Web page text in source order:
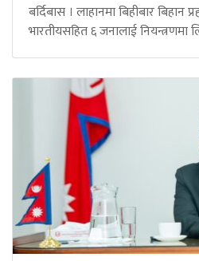
बर्दिबास । लाहानमा बिहीबार बिहान
भारतीयसहित ६ जनालाई नियन्त्रणमा